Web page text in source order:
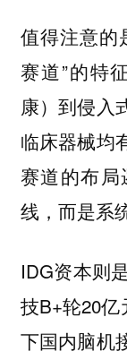
值得注意的
赛道”的特
康）到侵入
临床器械均
赛道的布
线，而是系
IDG资本则
技B+轮20
下国内脑机